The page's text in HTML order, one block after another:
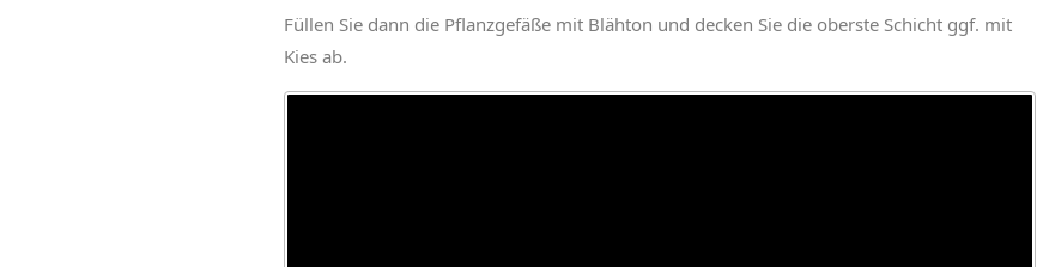
Füllen Sie dann die Pflanzgefäße mit Blähton und decken Sie die oberste Schicht ggf. mit
Kies ab.